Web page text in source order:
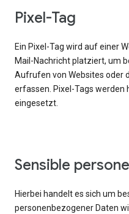
Pixel-Tag
Ein Pixel-Tag wird auf einer
Mail-Nachricht platziert, um
Aufrufen von Websites oder
erfassen. Pixel-Tags werden
eingesetzt.
Sensible
Hierbei handelt es sich um
personenbezogener Daten